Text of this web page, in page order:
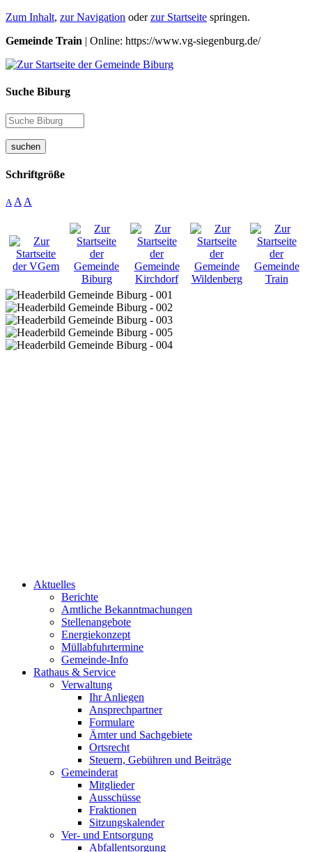
Zum Inhalt, zur Navigation oderzur Startseite springen.
Gemeinde Train | Online: https://www.vg-siegenburg.de/
Suche Biburg
suchen
Schriftgröße
A A A
Aktuelles
Berichte
Amtliche Bekanntmachungen
Stellenangebote
Energiekonzept
Müllabfuhrtermine
Gemeinde-Info
Rathaus & Service
Verwaltung
Ihr Anliegen
Ansprechpartner
Formulare
Ämter und Sachgebiete
Ortsrecht
Steuern, Gebühren und Beiträge
Gemeinderat
Mitglieder
Ausschüsse
Fraktionen
Sitzungskalender
Ver- und Entsorgung
Abfallentsorgung